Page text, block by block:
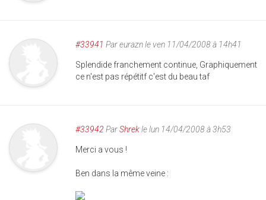
#33941 Pareuraznle ven 11/04/2008 à 14h41
Splendide franchement continue, Graphiquement
ce n'est pas répétitf c'est du beau taf
#33942 ParShrekle lun 14/04/2008 à 3h53
Merci a vous !
Ben dans la même veine :